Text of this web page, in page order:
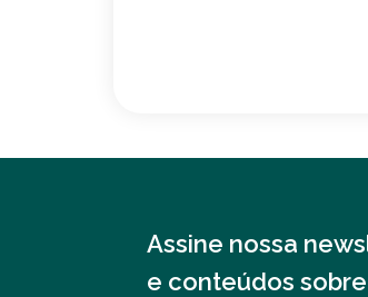
Assine nossa
e conteúdos